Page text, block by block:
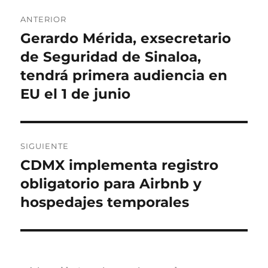
o
e
a
e
a
s
a
v
e
c
i
ó
n
ANTERIOR
E
n
t
r
d
n
t
e
Gerardo Mérida, exsecretario
de Seguridad de Sinaloa,
tendrá primera audiencia en
EU el 1 de junio
SIGUIENTE
E
n
t
a
CDMX implementa registro
obligatorio para Airbnb y
hospedajes temporales